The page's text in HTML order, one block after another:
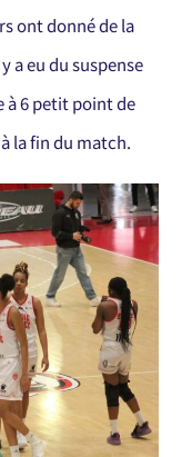
ont donné de la
a eu du suspense
à 6 petit point de
la fin du match.